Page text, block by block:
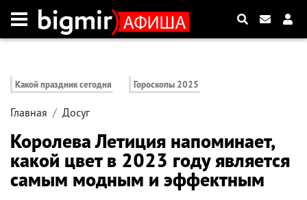
Какой праздник сегодня Гороскопы 2025
Главная Досуг
Королева Летиция напоминает,
какой цвет в 2023 году является
самым модным и эффектным